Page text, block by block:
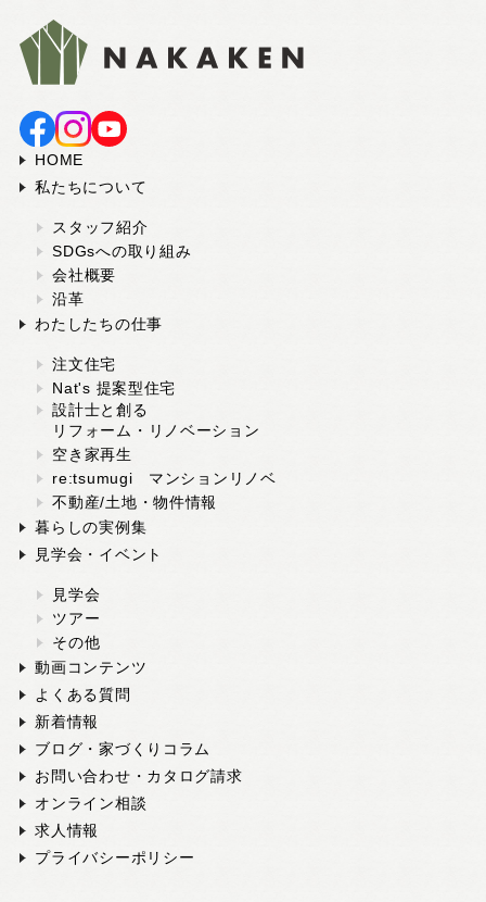
HOME
私たちについて
スタッフ紹介
SDGsへの取り組み
会社概要
沿革
わたしたちの仕事
注文住宅
Nat's 提案型住宅
設計士と創る
リフォーム・リノベーション
空き家再生
re:tsumugi マンションリノベ
不動産/土地・物件情報
暮らしの実例集
見学会・イベント
見学会
ツアー
その他
動画コンテンツ
よくある質問
新着情報
ブログ・家づくりコラム
お問い合わせ・カタログ請求
オンライン相談
求人情報
プライバシーポリシー